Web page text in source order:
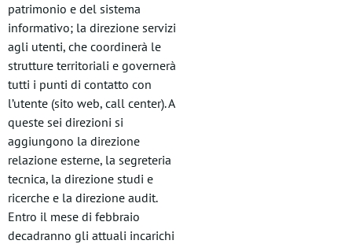
patrimonio e del sistema
informativo; la direzione servizi
agli utenti, che coordinerà le
strutture territoriali e governerà
tutti i punti di contatto con
l’utente (sito web, call center). A
queste sei direzioni si
aggiungono la direzione
relazione esterne, la segreteria
tecnica, la direzione studi e
ricerche e la direzione audit.
Entro il mese di febbraio
decadranno gli attuali incarichi